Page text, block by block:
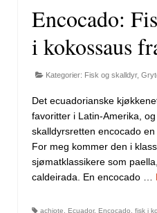
Encocado:
i kokossaus
Kategorier: Fisk og skalldyr,
Det ecuadorianske
favoritter i Latin-Amerika,
skalldyrsretten encocado
For meg kommer den i
sjømatklassikere som
caldeirada. En encocado …
achiote Ecuador, Encocado fisk i